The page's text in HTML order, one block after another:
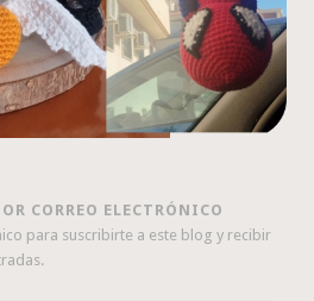
CORREO ELECTRÓNICO
para suscribirte a este blog y recibir